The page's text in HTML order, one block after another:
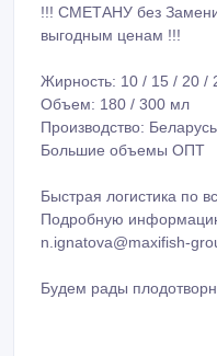
!!! СМЕТАНУ без
выгодным ценам !!!
Жирность: 10 / 15 / 20 /
Объем: 180 / 300 мл
Производство: Беларусь
Большие объемы ОПТ
Быстрая логистика по
Подробную
n.ignatova@maxifish-
Будем рады